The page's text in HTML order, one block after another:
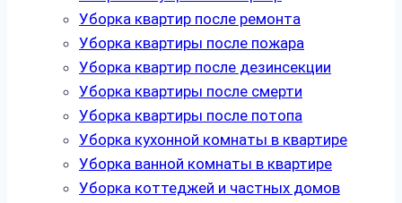
Уборка квартир после ремонта
Уборка квартиры после пожара
Уборка квартир после дезинсекции
Уборка квартиры после смерти
Уборка квартиры после потопа
Уборка кухонной комнаты в квартире
Уборка ванной комнаты в квартире
Уборка коттеджей и частных домов